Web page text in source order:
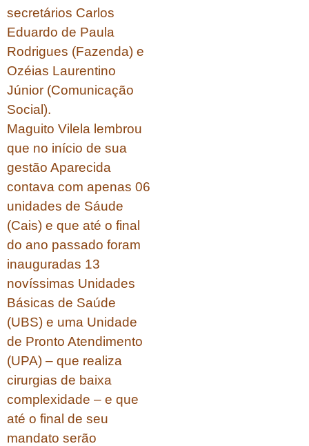
secretários Carlos
Eduardo de Paula
Rodrigues (Fazenda) e
Ozéias Laurentino
Júnior (Comunicação
Social).
Maguito Vilela lembrou
que no início de sua
gestão Aparecida
contava com apenas 06
unidades de Sáude
(Cais) e que até o final
do ano passado foram
inauguradas 13
novíssimas Unidades
Básicas de Saúde
(UBS) e uma Unidade
de Pronto Atendimento
(UPA) – que realiza
cirurgias de baixa
complexidade – e que
até o final de seu
mandato serão